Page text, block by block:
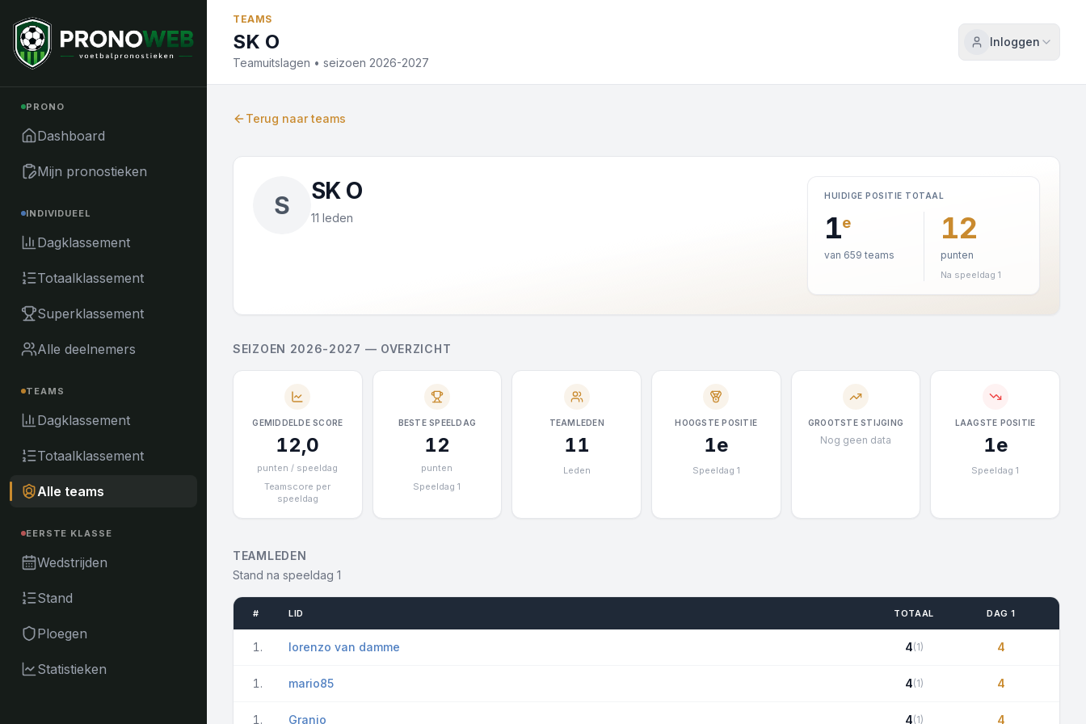
PRONO
Dashboard
Mijn pronostieken
INDIVIDUEEL
Dagklassement
Totaalklassement
Superklassement
Alle deelnemers
TEAMS
Dagklassement
Totaalklassement
Alle teams
EERSTE KLASSE
Wedstrijden
Stand
Ploegen
Statistieken
TEAMS
SK O
Teamuitslagen • seizoen 2026-2027
Inloggen
Terug naar teams
S SK O
11 leden
HUIDIGE POSITIE TOTAAL
1e
van 659 teams
12
punten
Na speeldag 1
SEIZOEN 2026-2027 — OVERZICHT
GEMIDDELDE SCORE
12,0
punten / speeldag
Teamscore per
speeldag
BESTE SPEELDAG
12
punten
Speeldag 1
TEAMLEDEN
11
Leden
HOOGSTE POSITIE
1e
Speeldag 1
GROOTSTE STIJGING
Nog geen data
LAAGSTE POSITIE
1e
Speeldag 1
TEAMLEDEN
Stand na speeldag 1
# LID TOTAAL DAG 1
1. lorenzo van damme 4(1) 4
1. mario85 4(1) 4
1. Granjo 4(1) 4